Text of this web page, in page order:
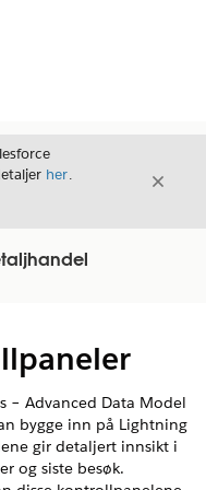
her.
Avslutt
– Advanced Data Model
bygge inn på Lightning
gir detaljert innsikt i
og siste besøk.